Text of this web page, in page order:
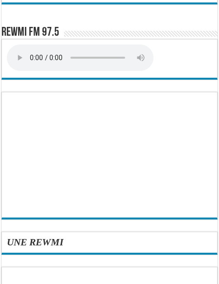
Rewmi FM 97.5
UNE REWMI